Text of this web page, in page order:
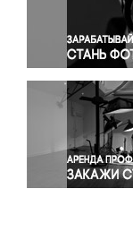
Религия
Спорт
Экология